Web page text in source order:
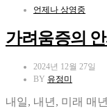
언제나 상영중
가려움증의
2024년 12월 27일
BY 유정미
내일, 내년, 미래 매